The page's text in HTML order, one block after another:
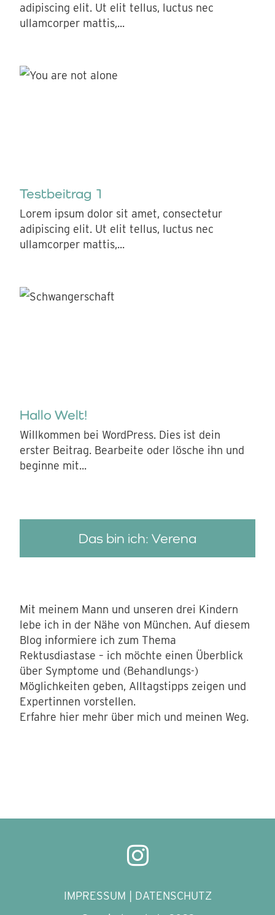
adipiscing elit. Ut elit tellus, luctus nec
ullamcorper mattis,...
Testbeitrag 1
Lorem ipsum dolor sit amet, consectetur
adipiscing elit. Ut elit tellus, luctus nec
ullamcorper mattis,...
Hallo Welt!
Willkommen bei WordPress. Dies ist dein
erster Beitrag. Bearbeite oder lösche ihn und
beginne mit...
Das bin ich: Verena
Mit meinem Mann und unseren drei Kindern
lebe ich in der Nähe von München. Auf diesem
Blog informiere ich zum Thema
Rektusdiastase – ich möchte einen Überblick
über Symptome und (Behandlungs-)
Möglichkeiten geben, Alltagstipps zeigen und
Expertinnen vorstellen.
Erfahre hier mehr über mich und meinen Weg.
IMPRESSUM | DATENSCHUTZ